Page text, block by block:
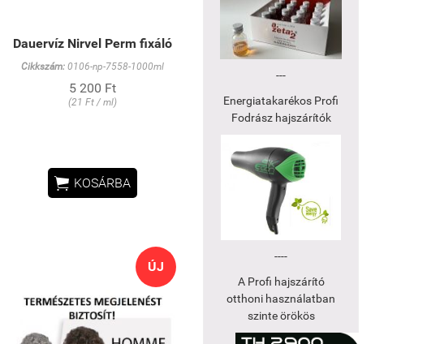
Dauervíz Nirvel Perm fixáló
Cikkszám: 0106-np-7558-1000ml
5 200 Ft
(21 Ft / ml)
 KOSÁRBA
ÚJ
---
Energiatakarékos Profi
Fodrász hajszárítók
----
A Profi hajszárító
otthoni használatban
szinte örökös